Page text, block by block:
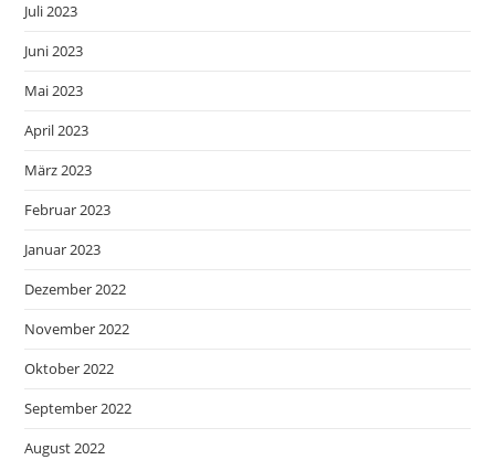
Juli 2023
Juni 2023
Mai 2023
April 2023
März 2023
Februar 2023
Januar 2023
Dezember 2022
November 2022
Oktober 2022
September 2022
August 2022